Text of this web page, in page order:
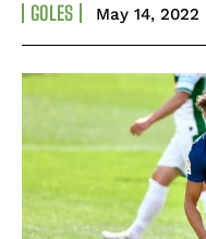
GOLES May 14, 2022